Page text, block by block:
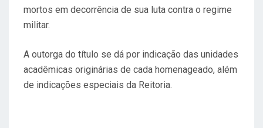
mortos em decorrência de sua luta contra o regime
militar.
A outorga do título se dá por indicação das unidades
acadêmicas originárias de cada homenageado, além
de indicações especiais da Reitoria.